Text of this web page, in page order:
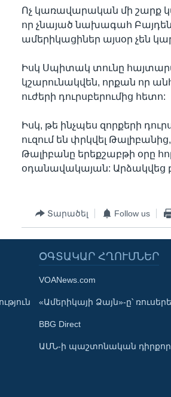
Ոչ կառավարական մի շարք
որ չնայած նախագահ
ամերիկացիներ այսօր չեն
Իսկ Սպիտակ տունը
կշարունակվեն, որքան որ
ուժերի դուրսբերումից հետո:
Իսկ, թե ինչպես զորքերի
ուզում են փրկվել
Թալիբանը երեքշաբթի օրը
օդանավակայան: Արձակվեց
Տարածել Follow us
ՕԳՏԱԿԱՐ ՀՂՈՒՄՆԵՐ
VOANews.com
«Ամերիկայի Ձայն»-ը՝
BBG Direct
ԱՄՆ-ի պաշտոնական